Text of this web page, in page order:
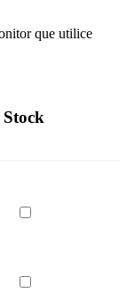
que utilice